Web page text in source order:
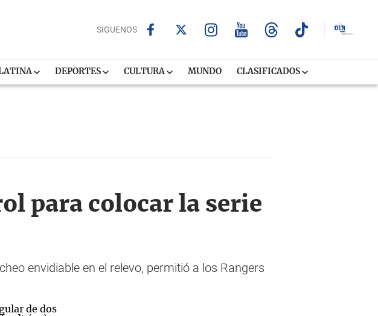
SIGUENOS
DEPORTES CULTURA MUNDO CLASIFICADOS
para colocar la serie
envidiable en el relevo, permitió a los Rangers